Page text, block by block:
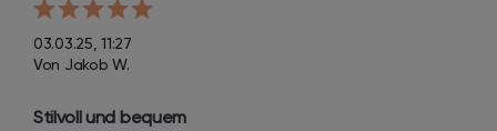
03.03.25, 11:27
Von Jakob W.
Stilvoll und bequem